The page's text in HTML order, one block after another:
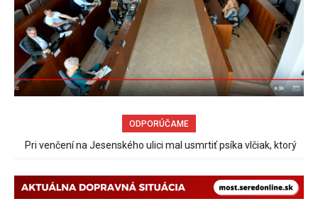
ODPORÚČAME
Pri venčení na Jesenského ulici mal usmrtiť psíka vlčiak, ktorý